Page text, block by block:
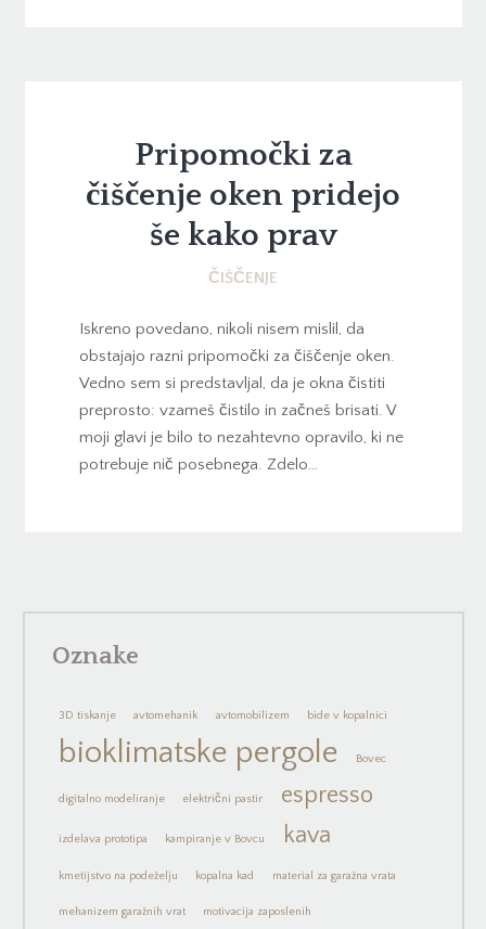
Pripomočki za
čiščenje oken pridejo
še kako prav
ČIŠČENJE
Iskreno povedano, nikoli nisem mislil, da
obstajajo razni pripomočki za čiščenje oken.
Vedno sem si predstavljal, da je okna čistiti
preprosto: vzameš čistilo in začneš brisati. V
moji glavi je bilo to nezahtevno opravilo, ki ne
potrebuje nič posebnega. Zdelo…
Oznake
3D tiskanje avtomehanik avtomobilizem bide v kopalnici
bioklimatske pergole Bovec
digitalno modeliranje električni pastir espresso
izdelava prototipa kampiranje v Bovcu kava
kmetijstvo na podeželju kopalna kad material za garažna vrata
mehanizem garažnih vrat motivacija zaposlenih